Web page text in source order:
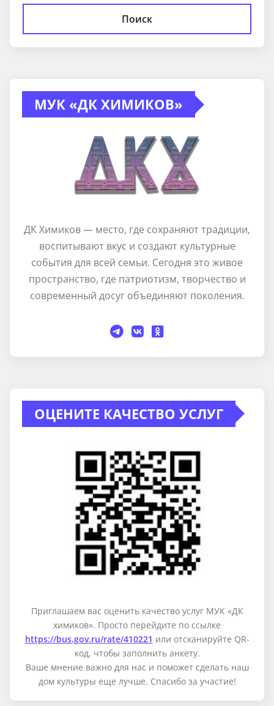
Поиск
МУК «ДК ХИМИКОВ»
ДК Химиков — место, где сохраняют традиции,
воспитывают вкус и создают культурные
события для всей семьи. Сегодня это живое
пространство, где патриотизм, творчество и
современный досуг объединяют поколения.
ОЦЕНИТЕ КАЧЕСТВО УСЛУГ
Приглашаем вас оценить качество услуг МУК «ДК
химиков». Просто перейдите по ссылке
https://bus.gov.ru/rate/410221 или отсканируйте QR-
код, чтобы заполнить анкету.
Ваше мнение важно для нас и поможет сделать наш
дом культуры еще лучше. Спасибо за участие!